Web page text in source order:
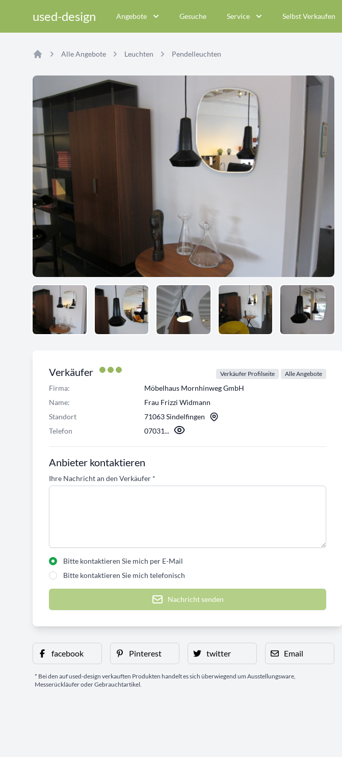
used-design Angebote Gesuche Service Selbst Verkaufen
Alle Angebote Leuchten Pendelleuchten
Verkäufer Verkäufer Profilseite Alle Angebote
Firma:
Möbelhaus Mornhinweg GmbH
Name:
Frau Frizzi Widmann
Standort
71063 Sindelfingen
Telefon
07031...
Anbieter kontaktieren
Ihre Nachricht an den Verkäufer *
Bitte kontaktieren Sie mich per E-Mail
Bitte kontaktieren Sie mich telefonisch
Nachricht senden
facebook Pinterest twitter Email
* Bei den auf used-design verkauften Produkten handelt es sich überwiegend um Ausstellungsware,
Messerückläufer oder Gebrauchtartikel.